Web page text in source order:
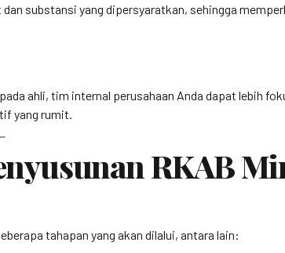
substansi yang dipersyaratkan, sehingga
ahli, tim internal perusahaan Anda dapat lebih
yang rumit.
RKAB
tahapan yang akan dilalui, antara lain: